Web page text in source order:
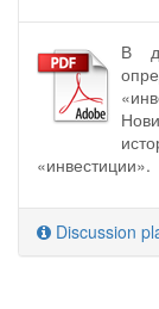
В
«инвестиции».
Discussion